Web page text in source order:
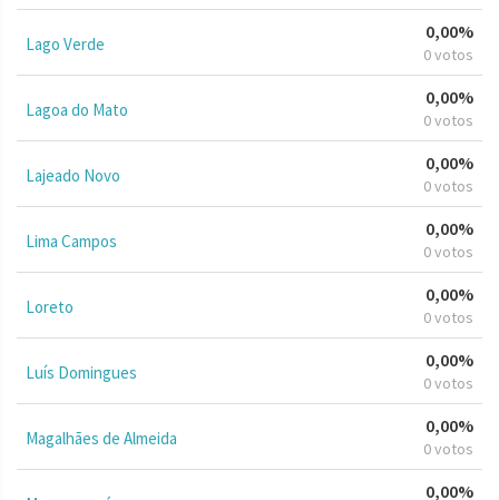
Lago Verde
0,00%
0 votos
Lagoa do Mato
0,00%
0 votos
Lajeado Novo
0,00%
0 votos
Lima Campos
0,00%
0 votos
Loreto
0,00%
0 votos
Luís Domingues
0,00%
0 votos
Magalhães de Almeida
0,00%
0 votos
0,00%